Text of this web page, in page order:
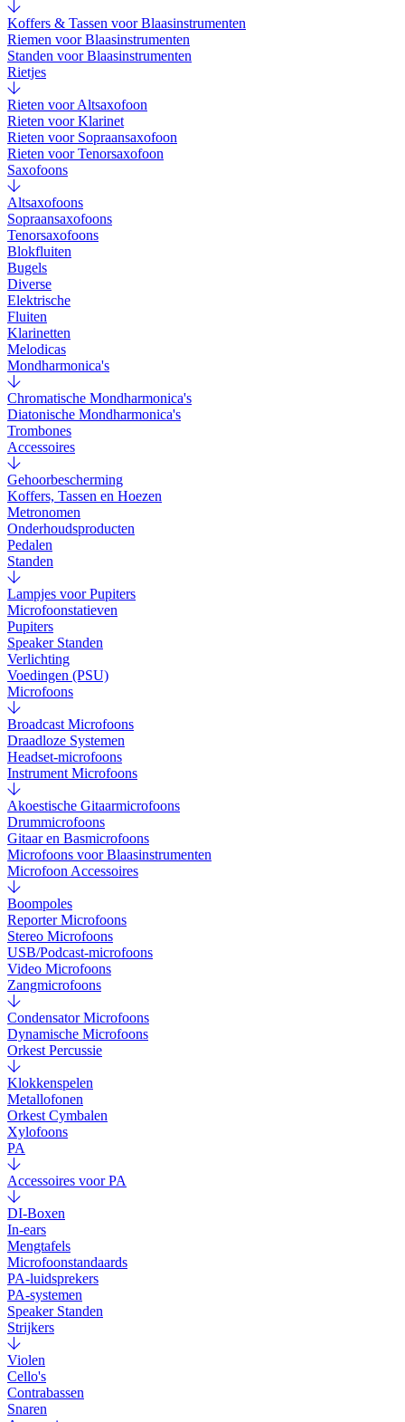
Koffers & Tassen voor Blaasinstrumenten
Riemen voor Blaasinstrumenten
Standen voor Blaasinstrumenten
Rietjes
Rieten voor Altsaxofoon
Rieten voor Klarinet
Rieten voor Sopraansaxofoon
Rieten voor Tenorsaxofoon
Saxofoons
Altsaxofoons
Sopraansaxofoons
Tenorsaxofoons
Blokfluiten
Bugels
Diverse
Elektrische
Fluiten
Klarinetten
Melodicas
Mondharmonica's
Chromatische Mondharmonica's
Diatonische Mondharmonica's
Trombones
Accessoires
Gehoorbescherming
Koffers, Tassen en Hoezen
Metronomen
Onderhoudsproducten
Pedalen
Standen
Lampjes voor Pupiters
Microfoonstatieven
Pupiters
Speaker Standen
Verlichting
Voedingen (PSU)
Microfoons
Broadcast Microfoons
Draadloze Systemen
Headset-microfoons
Instrument Microfoons
Akoestische Gitaarmicrofoons
Drummicrofoons
Gitaar en Basmicrofoons
Microfoons voor Blaasinstrumenten
Microfoon Accessoires
Boompoles
Reporter Microfoons
Stereo Microfoons
USB/Podcast-microfoons
Video Microfoons
Zangmicrofoons
Condensator Microfoons
Dynamische Microfoons
Orkest Percussie
Klokkenspelen
Metallofonen
Orkest Cymbalen
Xylofoons
PA
Accessoires voor PA
DI-Boxen
In-ears
Mengtafels
Microfoonstandaards
PA-luidsprekers
PA-systemen
Speaker Standen
Strijkers
Violen
Cello's
Contrabassen
Snaren